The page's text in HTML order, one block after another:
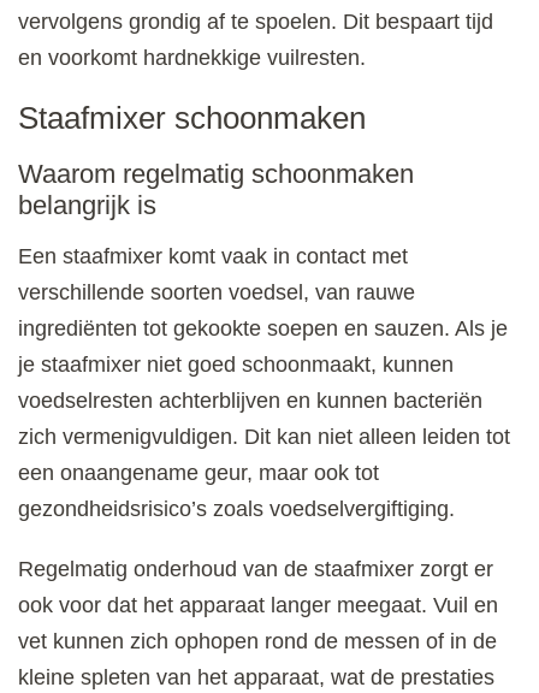
vervolgens grondig af te spoelen. Dit bespaart tijd
en voorkomt hardnekkige vuilresten.
Staafmixer schoonmaken
Waarom regelmatig schoonmaken
belangrijk is
Een staafmixer komt vaak in contact met
verschillende soorten voedsel, van rauwe
ingrediënten tot gekookte soepen en sauzen. Als je
je staafmixer niet goed schoonmaakt, kunnen
voedselresten achterblijven en kunnen bacteriën
zich vermenigvuldigen. Dit kan niet alleen leiden tot
een onaangename geur, maar ook tot
gezondheidsrisico’s zoals voedselvergiftiging.
Regelmatig onderhoud van de staafmixer zorgt er
ook voor dat het apparaat langer meegaat. Vuil en
vet kunnen zich ophopen rond de messen of in de
kleine spleten van het apparaat, wat de prestaties